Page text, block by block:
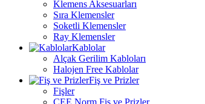
Klemens Aksesuarları
Sıra Klemensler
Soketli Klemensler
Ray Klemensler
Kablolar
Alçak Gerilim Kabloları
Halojen Free Kablolar
Fiş ve Prizler
Fişler
CEE Norm Fiş ve Prizler